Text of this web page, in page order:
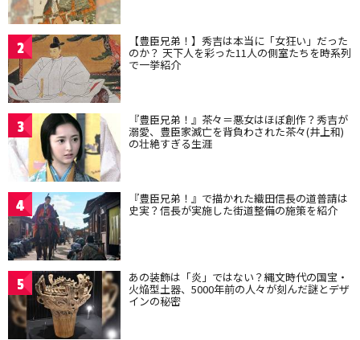
2 【豊臣兄弟！】秀吉は本当に「女狂い」だった
のか？ 天下人を彩った11人の側室たちを時系列
で一挙紹介
3 『豊臣兄弟！』茶々＝悪女はほぼ創作？秀吉が
溺愛、豊臣家滅亡を背負わされた茶々(井上和)
の壮絶すぎる生涯
4 『豊臣兄弟！』で描かれた織田信長の道普請は
史実？信長が実施した街道整備の施策を紹介
5 あの装飾は「炎」ではない？縄文時代の国宝・
火焔型土器、5000年前の人々が刻んだ謎とデザ
インの秘密